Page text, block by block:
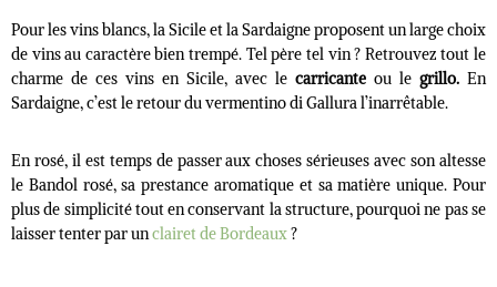
Pour les vins blancs, la Sicile et la Sardaigne proposent un large choix
de vins au caractère bien trempé. Tel père tel vin ? Retrouvez tout le
charme de ces vins en Sicile, avec le carricante ou le grillo. En
Sardaigne, c’est le retour du vermentino di Gallura l’inarrêtable.
En rosé, il est temps de passer aux choses sérieuses avec son altesse
le Bandol rosé, sa prestance aromatique et sa matière unique. Pour
plus de simplicité tout en conservant la structure, pourquoi ne pas se
laisser tenter par unclairet de Bordeaux?